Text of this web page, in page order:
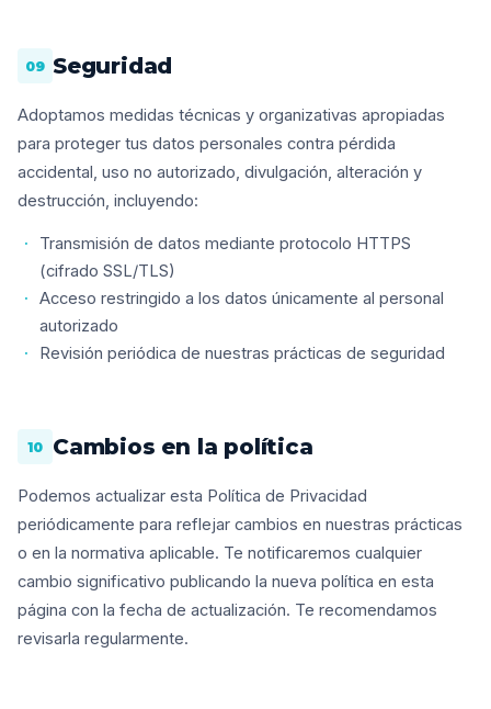
09 Seguridad
Adoptamos medidas técnicas y organizativas apropiadas
para proteger tus datos personales contra pérdida
accidental, uso no autorizado, divulgación, alteración y
destrucción, incluyendo:
Transmisión de datos mediante protocolo HTTPS
(cifrado SSL/TLS)
Acceso restringido a los datos únicamente al personal
autorizado
Revisión periódica de nuestras prácticas de seguridad
10 Cambios en la política
Podemos actualizar esta Política de Privacidad
periódicamente para reflejar cambios en nuestras prácticas
o en la normativa aplicable. Te notificaremos cualquier
cambio significativo publicando la nueva política en esta
página con la fecha de actualización. Te recomendamos
revisarla regularmente.